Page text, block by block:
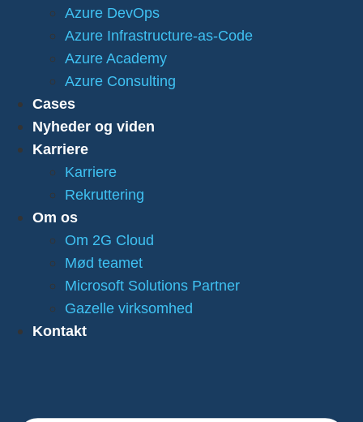
Azure DevOps
Azure Infrastructure-as-Code
Azure Academy
Azure Consulting
Cases
Nyheder og viden
Karriere
Karriere
Rekruttering
Om os
Om 2G Cloud
Mød teamet
Microsoft Solutions Partner
Gazelle virksomhed
Kontakt